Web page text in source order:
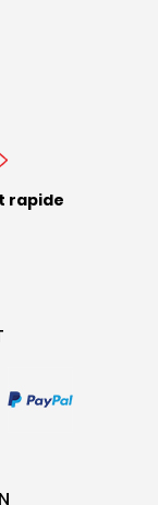
rapide